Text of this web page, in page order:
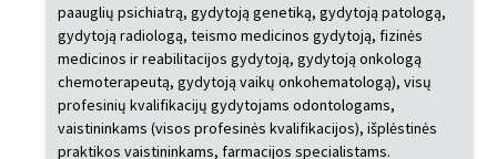
paauglių psichiatrą, gydytoją genetiką, gydytoją patologą,
gydytoją radiologą, teismo medicinos gydytoją, fizinės
medicinos ir reabilitacijos gydytoją, gydytoją onkologą
chemoterapeutą, gydytoją vaikų onkohematologą), visų
profesinių kvalifikacijų gydytojams odontologams,
vaistininkams (visos profesinės kvalifikacijos), išplėstinės
praktikos vaistininkams, farmacijos specialistams.